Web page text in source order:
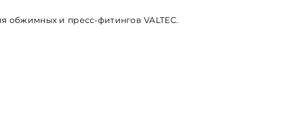
обжимных и пресс-фитингов VALTEC.